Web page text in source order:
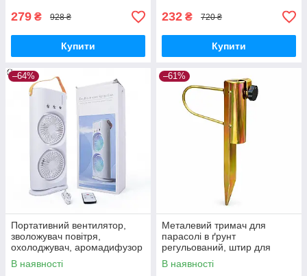
279 ₴ 928 ₴
Купити
232 ₴ 720 ₴
Купити
–64%
Портативний вентилятор,
зволожувач повітря,
охолоджувач, аромадифузор
FH-666
В наявності
–61%
Металевий тримач для
парасолі в ґрунт
регульований, штир для
садової парасолі з
фіксатором
В наявності